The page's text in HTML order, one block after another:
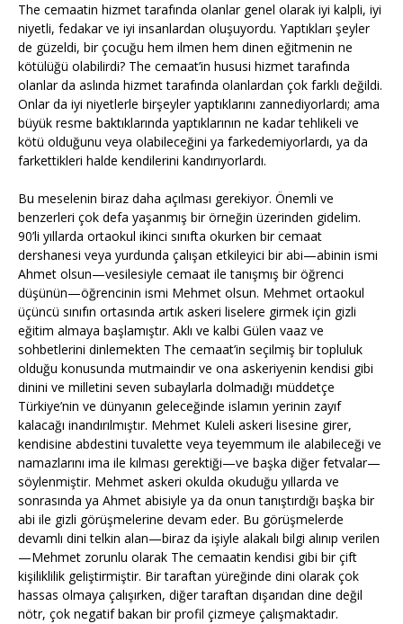
The cemaatin hizmet tarafında olanlar genel olarak iyi kalpli, iyi
niyetli, fedakar ve iyi insanlardan oluşuyordu. Yaptıkları şeyler
de güzeldi, bir çocuğu hem ilmen hem dinen eğitmenin ne
kötülüğü olabilirdi? The cemaat’in hususi hizmet tarafında
olanlar da aslında hizmet tarafında olanlardan çok farklı değildi.
Onlar da iyi niyetlerle birşeyler yaptıklarını zannediyorlardı; ama
büyük resme baktıklarında yaptıklarının ne kadar tehlikeli ve
kötü olduğunu veya olabileceğini ya farkedemiyorlardı, ya da
farkettikleri halde kendilerini kandırıyorlardı.
Bu meselenin biraz daha açılması gerekiyor. Önemli ve
benzerleri çok defa yaşanmış bir örneğin üzerinden gidelim.
90’li yıllarda ortaokul ikinci sınıfta okurken bir cemaat
dershanesi veya yurdunda çalışan etkileyici bir abi—abinin ismi
Ahmet olsun—vesilesiyle cemaat ile tanışmış bir öğrenci
düşünün—öğrencinin ismi Mehmet olsun. Mehmet ortaokul
üçüncü sınıfın ortasında artık askeri liselere girmek için gizli
eğitim almaya başlamıştır. Aklı ve kalbi Gülen vaaz ve
sohbetlerini dinlemekten The cemaat’in seçilmiş bir topluluk
olduğu konusunda mutmaindir ve ona askeriyenin kendisi gibi
dinini ve milletini seven subaylarla dolmadığı müddetçe
Türkiye’nin ve dünyanın geleceğinde islamın yerinin zayıf
kalacağı inandırılmıştır. Mehmet Kuleli askeri lisesine girer,
kendisine abdestini tuvalette veya teyemmum ile alabileceği ve
namazlarını ima ile kılması gerektiği—ve başka diğer fetvalar—
söylenmiştir. Mehmet askeri okulda okuduğu yıllarda ve
sonrasında ya Ahmet abisiyle ya da onun tanıştırdığı başka bir
abi ile gizli görüşmelerine devam eder. Bu görüşmelerde
devamlı dini telkin alan—biraz da işiyle alakalı bilgi alınıp verilen
—Mehmet zorunlu olarak The cemaatin kendisi gibi bir çift
kişiliklilik geliştirmiştir. Bir taraftan yüreğinde dini olarak çok
hassas olmaya çalışırken, diğer taraftan dışarıdan dine değil
nötr, çok negatif bakan bir profil çizmeye çalışmaktadır.